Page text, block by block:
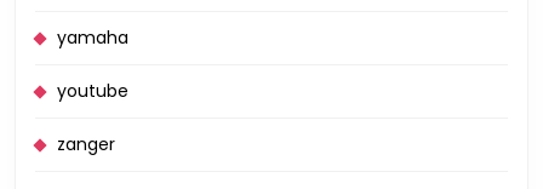
yamaha
youtube
zanger